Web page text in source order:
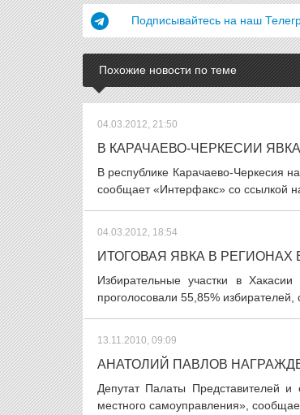
Подписывайтесь на наш
Похожие новости по теме
04.03.2012, 21:50
В КАРАЧАЕВО-ЧЕРКЕСИИ
В республике Карачаево-Черкесия
сообщает «Интерфакс» со ссылкой
04.03.2012, 18:54
ИТОГОВАЯ ЯВКА В
Избирательные участки в
проголосовали 55,85%
13.11.2010, 09:09
АНАТОЛИЙ ПАВЛОВ
Депутат Палаты Представителей
местного самоуправления»,